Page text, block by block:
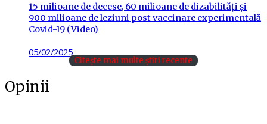
15 milioane de decese, 60 milioane de dizabilități și
900 milioane de leziuni post vaccinare experimentală
Covid-19 (Video)
Posted
05/02/2025
Citește mai multe știri recente
Opinii